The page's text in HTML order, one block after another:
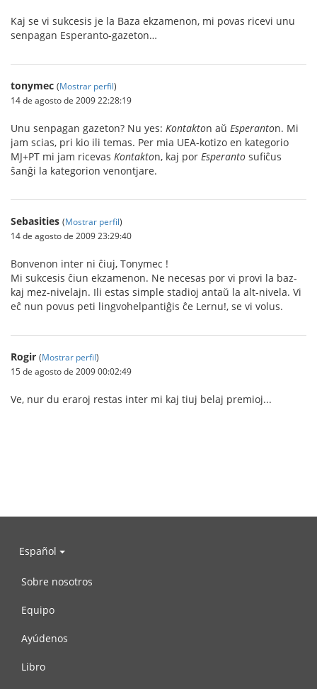
Kaj se vi sukcesis je la Baza ekzamenon, mi povas ricevi unu
senpagan Esperanto-gazeton…
tonymec (Mostrar perfil)
14 de agosto de 2009 22:28:19
Unu senpagan gazeton? Nu yes: Kontakton aŭ Esperanton. Mi
jam scias, pri kio ili temas. Per mia UEA-kotizo en kategorio
MJ+PT mi jam ricevas Kontakton, kaj por Esperanto sufiĉus
ŝanĝi la kategorion venontjare.
Sebasities (Mostrar perfil)
14 de agosto de 2009 23:29:40
Bonvenon inter ni ĉiuj, Tonymec !
Mi sukcesis ĉiun ekzamenon. Ne necesas por vi provi la baz-
kaj mez-nivelajn. Ili estas simple stadioj antaŭ la alt-nivela. Vi
eĉ nun povus peti lingvohelpantiĝis ĉe Lernu!, se vi volus.
Rogir (Mostrar perfil)
15 de agosto de 2009 00:02:49
Ve, nur du eraroj restas inter mi kaj tiuj belaj premioj...
Español
Sobre nosotros
Equipo
Ayúdenos
Libro